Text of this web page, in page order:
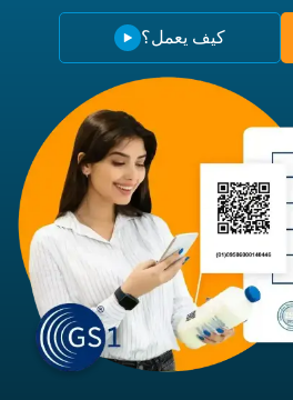
كيف يعمل؟